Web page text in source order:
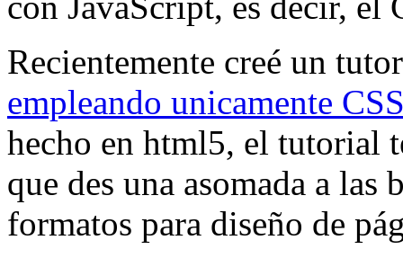
Recientemente creé un
empleando unicamente
hecho en html5, el tutorial
que des una asomada a las
formatos para diseño de